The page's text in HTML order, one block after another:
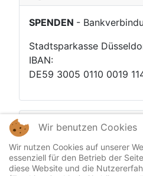
SPENDEN -
Stadtsparkasse
IBAN:
DE59 3005 0110 0019
Vermittlungen
Wir benutzen Cookies
Wir nutzen Cookies auf unserer
essenziell für den Betrieb der
diese Website und die